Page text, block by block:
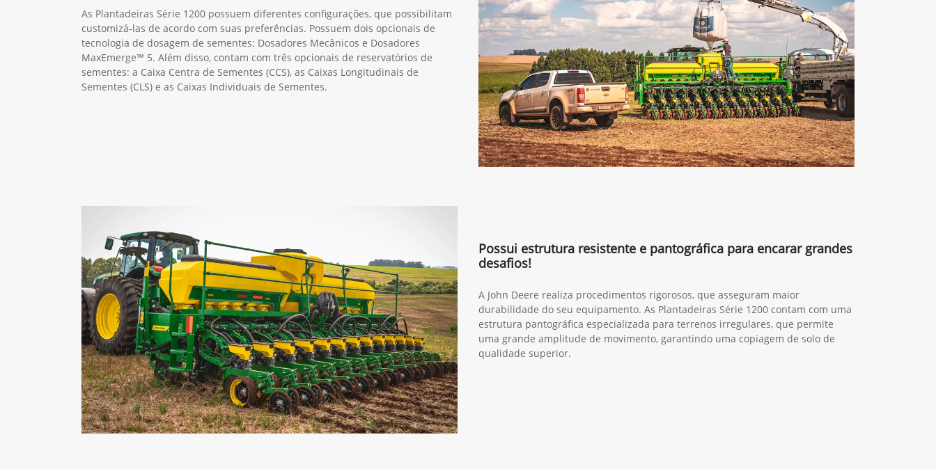
As Plantadeiras Série 1200 possuem diferentes configurações, que possibilitam
customizá-las de acordo com suas preferências. Possuem dois opcionais de
tecnologia de dosagem de sementes: Dosadores Mecânicos e Dosadores
MaxEmerge™ 5. Além disso, contam com três opcionais de reservatórios de
sementes: a Caixa Centra de Sementes (CCS), as Caixas Longitudinais de
Sementes (CLS) e as Caixas Individuais de Sementes.
Possui estrutura resistente e pantográfica para encarar grandes
desafios!
A John Deere realiza procedimentos rigorosos, que asseguram maior
durabilidade do seu equipamento. As Plantadeiras Série 1200 contam com uma
estrutura pantográfica especializada para terrenos irregulares, que permite
uma grande amplitude de movimento, garantindo uma copiagem de solo de
qualidade superior.